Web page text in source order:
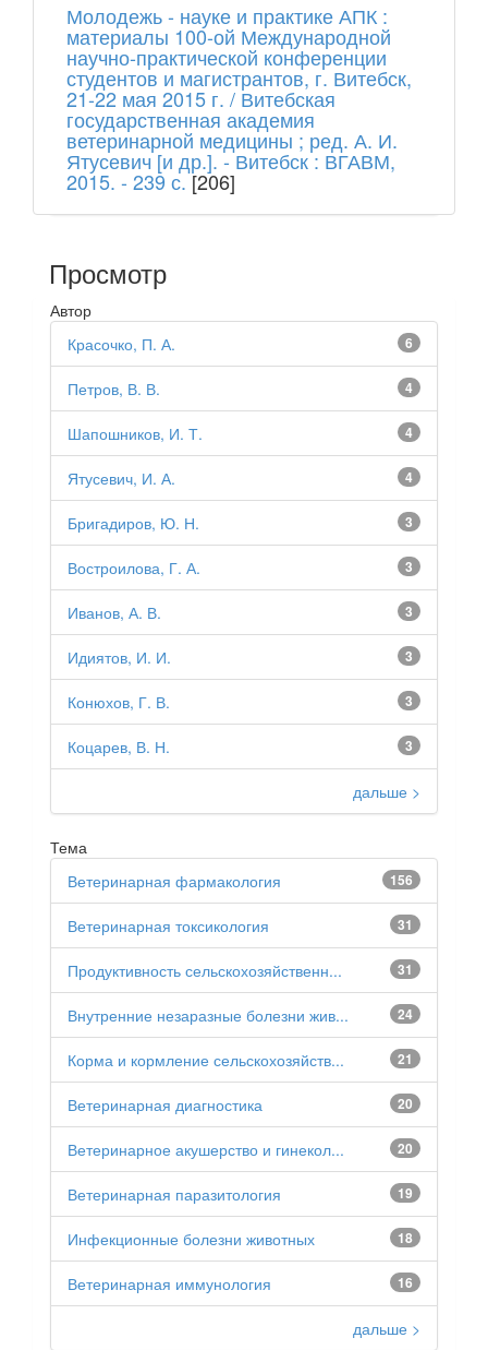
Молодежь - науке и практике АПК :
материалы 100-ой Международной
научно-практической конференции
студентов и магистрантов, г. Витебск,
21-22 мая 2015 г. / Витебская
государственная академия
ветеринарной медицины ; ред. А. И.
Ятусевич [и др.]. - Витебск : ВГАВМ,
2015. - 239 с.[206]
Просмотр
Автор
6
Красочко, П. А.
4
Петров, В. В.
4
Шапошников, И. Т.
4
Ятусевич, И. А.
3
Бригадиров, Ю. Н.
3
Востроилова, Г. А.
3
Иванов, А. В.
3
Идиятов, И. И.
3
Конюхов, Г. В.
3
Коцарев, В. Н.
дальше >
Тема
156
Ветеринарная фармакология
31
Ветеринарная токсикология
31
Продуктивность сельскохозяйственн...
24
Внутренние незаразные болезни жив...
21
Корма и кормление сельскохозяйств...
20
Ветеринарная диагностика
20
Ветеринарное акушерство и гинекол...
19
Ветеринарная паразитология
18
Инфекционные болезни животных
16
Ветеринарная иммунология
дальше >